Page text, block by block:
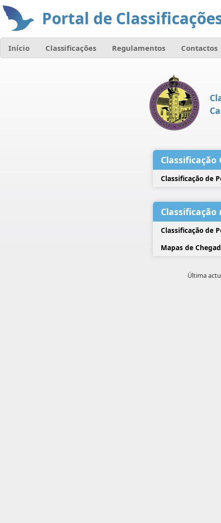
Portal de
Início Classificações Regulamentos Contactos
Classificação
Classificação de
Classificação
Classificação de
Mapas de
Última